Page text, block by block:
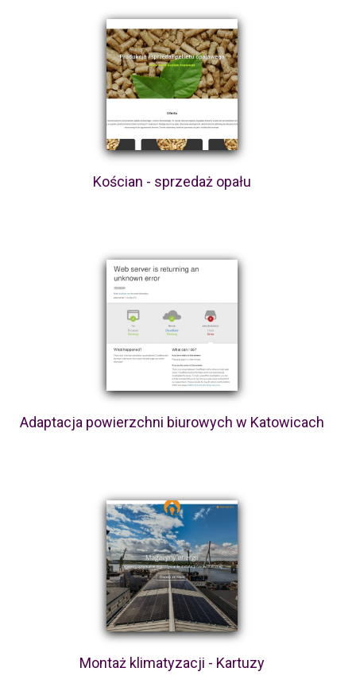
Kościan - sprzedaż opału
Adaptacja powierzchni biurowych w Katowicach
Montaż klimatyzacji - Kartuzy